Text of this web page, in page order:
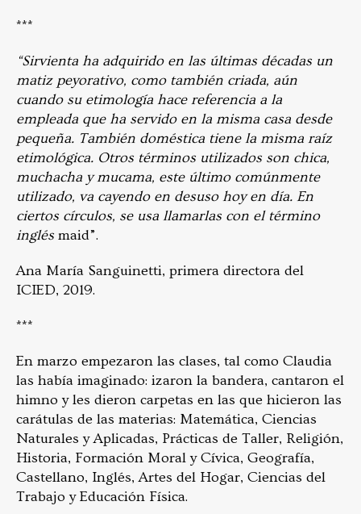
***
“Sirvienta ha adquirido en las últimas décadas un
matiz peyorativo, como también criada, aún
cuando su etimología hace referencia a la
empleada que ha servido en la misma casa desde
pequeña. También doméstica tiene la misma raíz
etimológica. Otros términos utilizados son chica,
muchacha y mucama, este último comúnmente
utilizado, va cayendo en desuso hoy en día. En
ciertos círculos, se usa llamarlas con el término
inglés maid”.
Ana María Sanguinetti, primera directora del
ICIED, 2019.
***
En marzo empezaron las clases, tal como Claudia
las había imaginado: izaron la bandera, cantaron el
himno y les dieron carpetas en las que hicieron las
carátulas de las materias: Matemática, Ciencias
Naturales y Aplicadas, Prácticas de Taller, Religión,
Historia, Formación Moral y Cívica, Geografía,
Castellano, Inglés, Artes del Hogar, Ciencias del
Trabajo y Educación Física.